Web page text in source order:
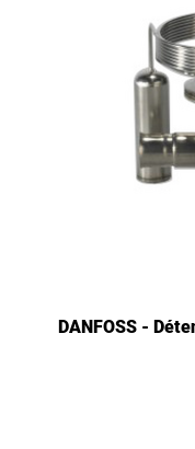
DANFOSS -